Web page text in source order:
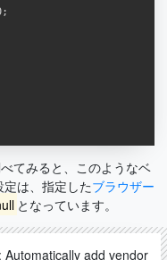
;
てみると、このようなベ
は、指定したブラウザー
となっています。
add vendor